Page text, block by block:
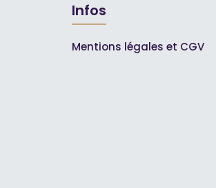
Infos
Mentions légales et CGV